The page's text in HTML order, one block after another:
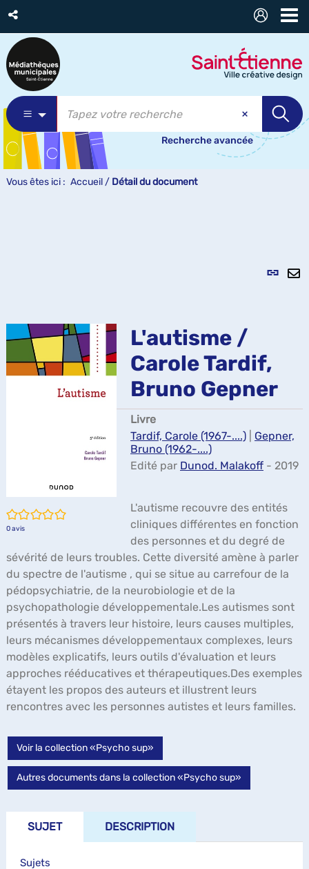
Recherche avancée
Vous êtes ici : Accueil / Détail du document
Lien
/5
0avis
L'autisme /
Carole Tardif,
Bruno Gepner
Livre
Tardif, Carole (1967-....)
Gepner,
Bruno (1962-....)
Edité par Dunod. Malakoff - 2019
L'autisme recouvre des entités
cliniques différentes en fonction
des personnes et du degré de
sévérité de leurs troubles. Cette diversité amène à parler
du spectre de l'autisme , qui se situe au carrefour de la
pédopsychiatrie, de la neurobiologie et de la
psychopathologie développementale.Les autismes sont
présentés à travers leur histoire, leurs causes multiples,
leurs mécanismes développementaux complexes, leurs
modèles explicatifs, leurs outils d'évaluation et leurs
approches rééducatives et thérapeutiques.Des exemples
étayent les propos des auteurs et illustrent leurs
rencontres avec les personnes autistes et leurs familles.
Voir la collection «Psycho sup»
Autres documents dans la collection «Psycho sup»
SUJET DESCRIPTION
Sujets